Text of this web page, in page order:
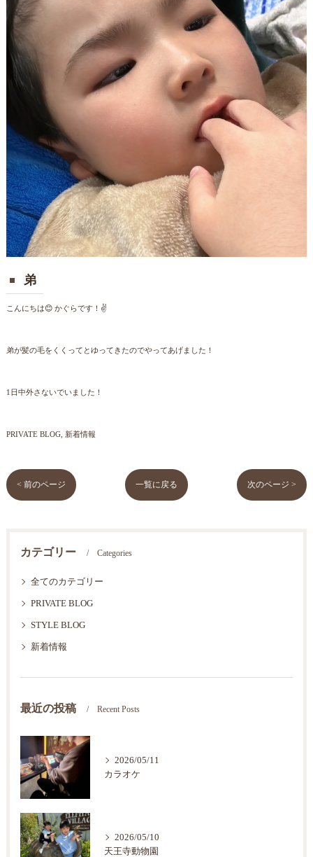
弟
こんにちは😊 かぐらです！✌️
弟が髪の毛をくくってとゆってきたのでやってあげました！
1日中外さないでいました！
PRIVATE BLOG 新着情報
< 前のページ 一覧に戻る 次のページ >
カテゴリー Categories
全てのカテゴリー
PRIVATE BLOG
STYLE BLOG
新着情報
最近の投稿 Recent Posts
2026/05/11
カラオケ
2026/05/10
天王寺動物園